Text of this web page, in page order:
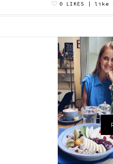
0
O JÍDLE S
NUTRIČNÍ
ČL...